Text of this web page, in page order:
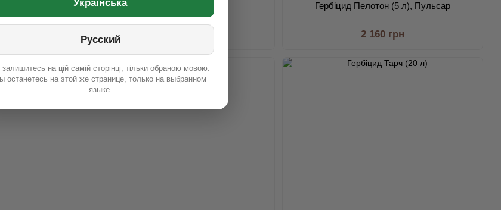
л) Гербіцид Пелотон (5 л), Пульсар
2 160 грн
Українська
Русский
на цій самій сторінці, тільки обраною мовою.
останетесь на этой же странице, только на выбранном
языке.